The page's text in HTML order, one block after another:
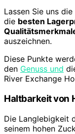
Lassen Sie uns
die besten
auszeichnen.
Diese Punkte
den Genuss und
River Exchange
Haltbarkeit von
Die Langlebigkeit
seinem hohen